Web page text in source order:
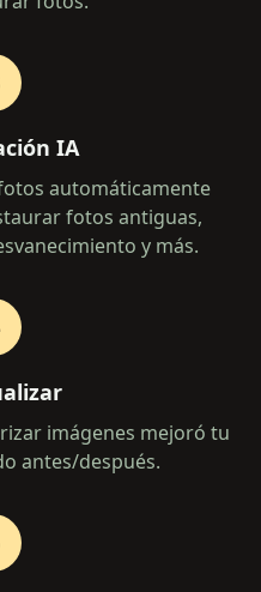
IA
automáticamente
fotos antiguas,
y más.
imágenes mejoró tu
antes/después.